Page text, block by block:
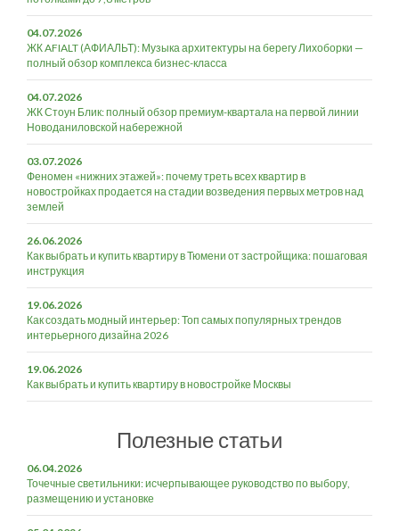
04.07.2026
ЖК AFIALT (АФИАЛЬТ): Музыка архитектуры на берегу Лихоборки —
полный обзор комплекса бизнес-класса
04.07.2026
ЖК Стоун Блик: полный обзор премиум-квартала на первой линии
Новоданиловской набережной
03.07.2026
Феномен «нижних этажей»: почему треть всех квартир в
новостройках продается на стадии возведения первых метров над
землей
26.06.2026
Как выбрать и купить квартиру в Тюмени от застройщика: пошаговая
инструкция
19.06.2026
Как создать модный интерьер: Топ самых популярных трендов
интерьерного дизайна 2026
19.06.2026
Как выбрать и купить квартиру в новостройке Москвы
Полезные статьи
06.04.2026
Точечные светильники: исчерпывающее руководство по выбору,
размещению и установке